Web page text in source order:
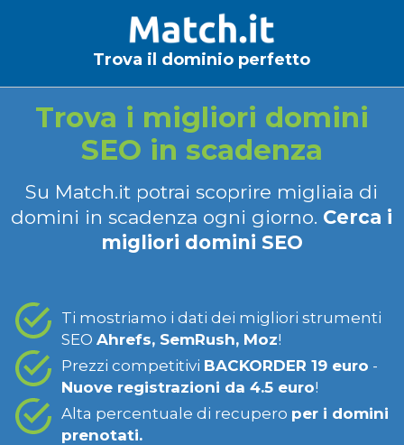
Trova il dominio perfetto
Trova i migliori domini
SEO in scadenza
Su Match.it potrai scoprire migliaia di
domini in scadenza ogni giorno. Cerca i
migliori domini SEO
Ti mostriamo i dati dei migliori strumenti
SEO Ahrefs, SemRush, Moz!
Prezzi competitivi BACKORDER 19 euro -
Nuove registrazioni da 4.5 euro!
Alta percentuale di recupero per i domini
prenotati.